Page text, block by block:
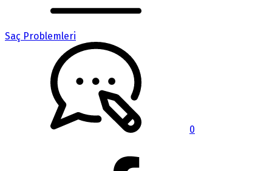
Saç Problemleri
0